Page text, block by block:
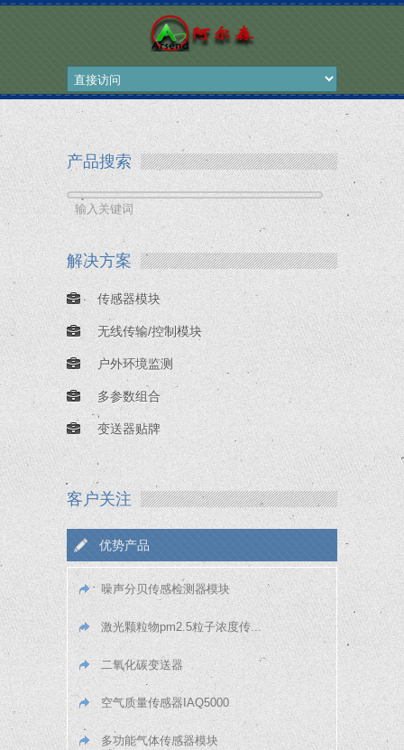
产品搜索
解决方案
传感器模块
无线传输/控制模块
户外环境监测
多参数组合
变送器贴牌
客户关注
优势产品
噪声分贝传感检测器模块
激光颗粒物pm2.5粒子浓度传...
二氧化碳变送器
空气质量传感器IAQ5000
多功能气体传感器模块